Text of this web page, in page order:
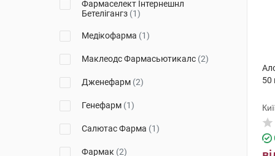
Фармаселект Інтернешнл
Бетелігангз (1)
Медікофарма (1)
Маклеодс Фармасьютикалс (2)
Дженефарм (2)
Генефарм (1)
Салютас Фарма (1)
Фармак (2)
50